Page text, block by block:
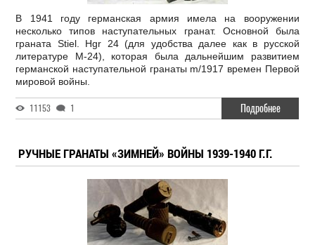
В 1941 году германская армия имела на вооружении
несколько типов наступательных гранат. Основной была
граната Stiel. Hgr 24 (для удобства далее как в русской
литературе М-24), которая была дальнейшим развитием
германской наступательной гранаты m/1917 времен Первой
мировой войны.
11153 1 Подробнее
РУЧНЫЕ ГРАНАТЫ «ЗИМНЕЙ» ВОЙНЫ 1939-1940 Г.Г.